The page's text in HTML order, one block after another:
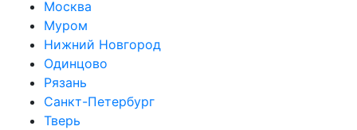
Москва
Муром
Нижний Новгород
Одинцово
Рязань
Санкт-Петербург
Тверь